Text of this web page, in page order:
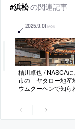
#浜松の関連記事
2025.9.01 MON
桔川卓也 / NASCA
市の「ヤタロー地産
ウムクーヘンで知
イクル素材”で構成
地域産の小径木材で